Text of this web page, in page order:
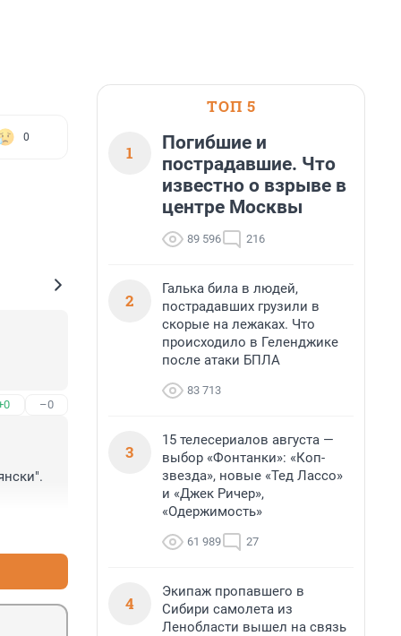
0
–0
ТОП 5
1
Погибшие и
пострадавшие. Что
известно о взрыве в
центре Москвы
89 596 216
2
Галька била в людей,
пострадавших грузили в
скорые на лежаках. Что
происходило в Геленджике
после атаки БПЛА
83 713
3
15 телесериалов августа —
выбор «Фонтанки»: «Коп-
звезда», новые «Тед Лассо»
и «Джек Ричер»,
«Одержимость»
61 989 27
4
Экипаж пропавшего в
Сибири самолета из
Ленобласти вышел на связь